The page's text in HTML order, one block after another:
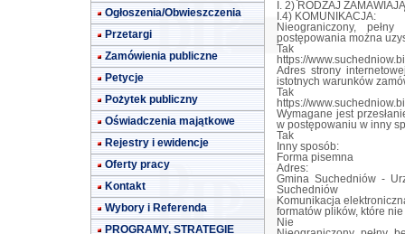
Ogłoszenia/Obwieszczenia
Przetargi
Zamówienia publiczne
Petycje
Pożytek publiczny
Oświadczenia majątkowe
Rejestry i ewidencje
Oferty pracy
Kontakt
Wybory i Referenda
PROGRAMY, STRATEGIE
I. 2) RODZAJ
I.4) KOMUNIKACJA:
Nieograniczony,
postępowania można
Tak
https://
Adres strony
istotnych warunków
Tak
https://
Wymagane jest
w postępowaniu w inny
Tak
Inny sposób:
Forma pisemna
Adres:
Gmina Suchedniów -
Suchedniów
Komunikacja
formatów plików, które
Nie